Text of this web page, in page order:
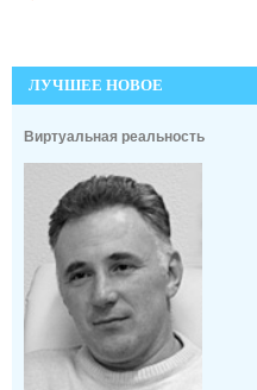
ЛУЧШЕЕ НОВОЕ
Виртуальная реальность